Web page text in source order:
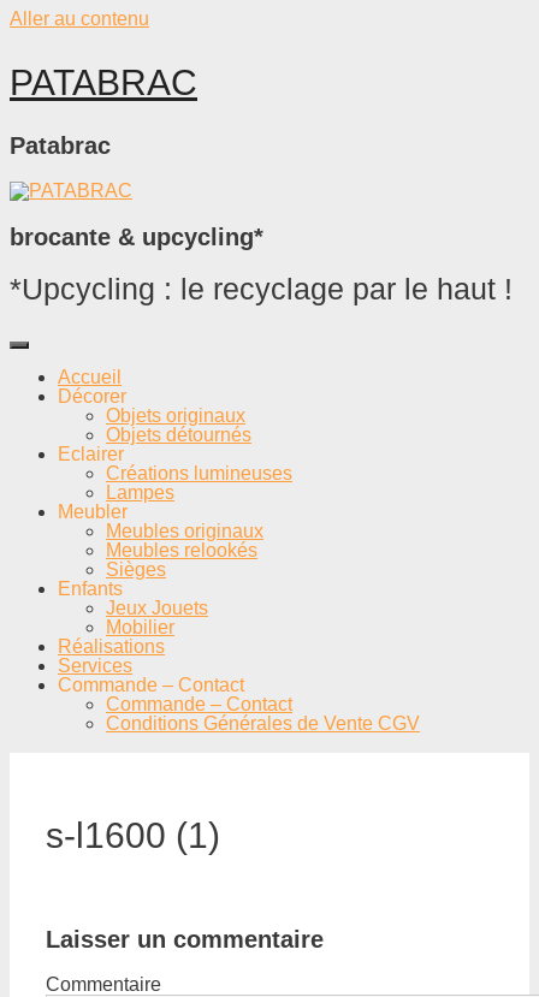
Aller au contenu
PATABRAC
Patabrac
brocante & upcycling*
*Upcycling : le recyclage par le haut !
Accueil
Décorer
Objets originaux
Objets détournés
Eclairer
Créations lumineuses
Lampes
Meubler
Meubles originaux
Meubles relookés
Sièges
Enfants
Jeux Jouets
Mobilier
Réalisations
Services
Commande – Contact
Commande – Contact
Conditions Générales de Vente CGV
s-l1600 (1)
Laisser un commentaire
Commentaire